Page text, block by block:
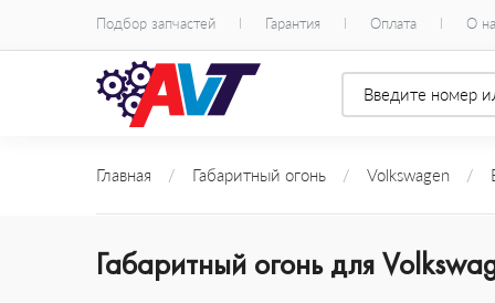
Подбор запчастей Гарантия Оплата О
Главная / Габаритный огонь / Volkswagen /
Габаритный огонь для